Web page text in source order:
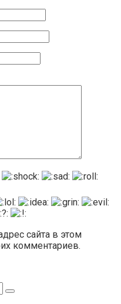
сайта в этом
комментариев.